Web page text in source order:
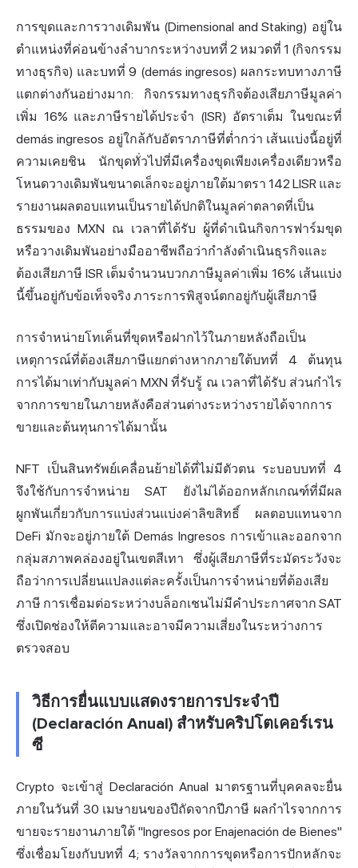
การขุดและการวางเดิมพัน (Dimensional and Staking) อยู่ใน
ตำแหน่งที่ค่อนข้างลำบากระหว่างบทที่ 2 หมวดที่ 1 (กิจกรรม
ทางธุรกิจ) และบทที่ 9 (demás ingresos) ผลกระทบทางภาษี
แตกต่างกันอย่างมาก: กิจกรรมทางธุรกิจต้องเสียภาษีมูลค่า
เพิ่ม 16% และภาษีรายได้ประจำ (ISR) อัตราเต็ม ในขณะที่
demás ingresos อยู่ใกล้กับอัตราภาษีที่ต่ำกว่า เส้นแบ่งนี้อยู่ที่
ความเคยชิน นักขุดทั่วไปที่มีเครื่องขุดเพียงเครื่องเดียวหรือ
โหนดวางเดิมพันขนาดเล็กจะอยู่ภายใต้มาตรา 142 LISR และ
รายงานผลตอบแทนเป็นรายได้ปกติในมูลค่าตลาดที่เป็น
ธรรมของ MXN ณ เวลาที่ได้รับ ผู้ที่ดำเนินกิจการฟาร์มขุด
หรือวางเดิมพันอย่างมืออาชีพถือว่ากำลังดำเนินธุรกิจและ
ต้องเสียภาษี ISR เต็มจำนวนบวกภาษีมูลค่าเพิ่ม 16% เส้นแบ่ง
นี้ขึ้นอยู่กับข้อเท็จจริง ภาระการพิสูจน์ตกอยู่กับผู้เสียภาษี
การจำหน่ายโทเค็นที่ขุดหรือฝากไว้ในภายหลังถือเป็น
เหตุการณ์ที่ต้องเสียภาษีแยกต่างหากภายใต้บทที่ 4 ต้นทุน
การได้มาเท่ากับมูลค่า MXN ที่รับรู้ ณ เวลาที่ได้รับ ส่วนกำไร
จากการขายในภายหลังคือส่วนต่างระหว่างรายได้จากการ
ขายและต้นทุนการได้มานั้น
NFT เป็นสินทรัพย์เคลื่อนย้ายได้ที่ไม่มีตัวตน ระบอบบทที่ 4
จึงใช้กับการจำหน่าย SAT ยังไม่ได้ออกหลักเกณฑ์ที่มีผล
ผูกพันเกี่ยวกับการแบ่งส่วนแบ่งค่าลิขสิทธิ์ ผลตอบแทนจาก
DeFi มักจะอยู่ภายใต้ Demás Ingresos การเข้าและออกจาก
กลุ่มสภาพคล่องอยู่ในเขตสีเทา ซึ่งผู้เสียภาษีที่ระมัดระวังจะ
ถือว่าการเปลี่ยนแปลงแต่ละครั้งเป็นการจำหน่ายที่ต้องเสีย
ภาษี การเชื่อมต่อระหว่างบล็อกเชนไม่มีคำประกาศจาก SAT
ซึ่งเปิดช่องให้ตีความและอาจมีความเสี่ยงในระหว่างการ
ตรวจสอบ
วิธีการยื่นแบบแสดงรายการประจำปี
(Declaración Anual) สำหรับคริปโตเคอร์เรน
ซี
Crypto จะเข้าสู่ Declaración Anual มาตรฐานที่บุคคลจะยื่น
ภายในวันที่ 30 เมษายนของปีถัดจากปีภาษี ผลกำไรจากการ
ขายจะรายงานภายใต้ "Ingresos por Enajenación de Bienes"
ซึ่งเชื่อมโยงกับบทที่ 4; รางวัลจากการขุดหรือการปักหลักจะ